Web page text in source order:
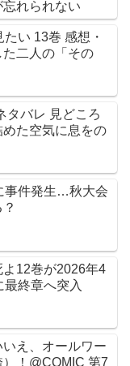
れられない
い 13巻 感想・
二人の「その
タバレ 見どころ
めた空気に息をの
事件発生…秋大会
12巻が2026年4
最終章へ突入
え、オールワー
！@COMIC 第7